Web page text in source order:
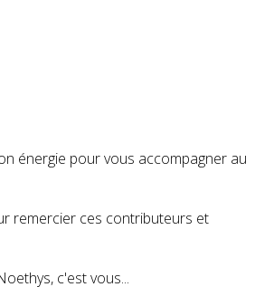
énergie pour vous accompagner au
remercier ces contributeurs et
c'est vous...